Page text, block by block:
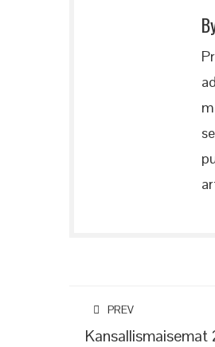
PREV